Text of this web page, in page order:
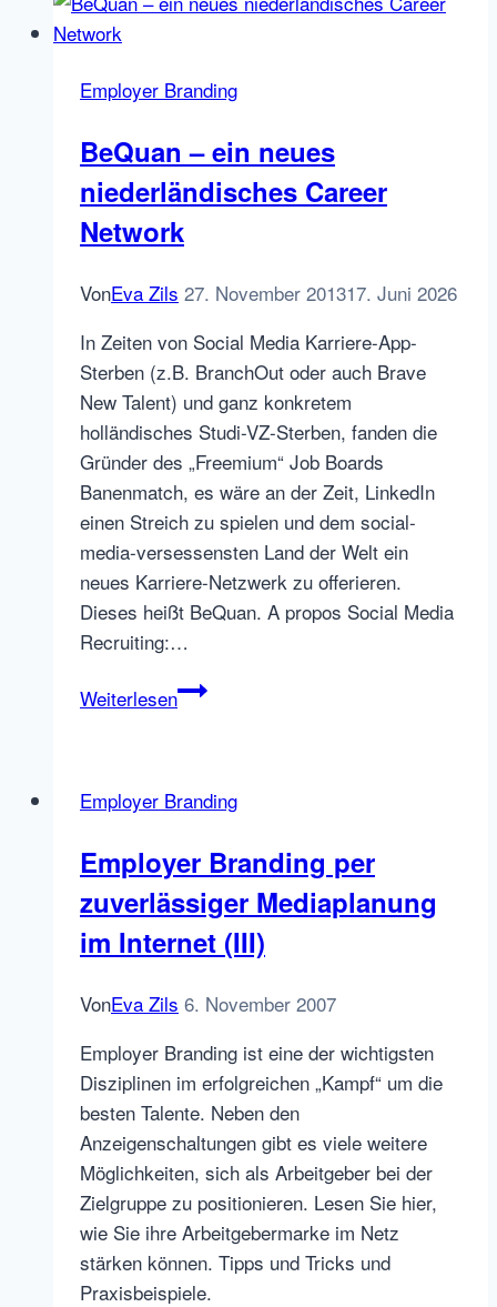
Employer Branding
BeQuan – ein neues
niederländisches Career
Network
VonEva Zils 27. November 201317. Juni 2026
In Zeiten von Social Media Karriere-App-
Sterben (z.B. BranchOut oder auch Brave
New Talent) und ganz konkretem
holländisches Studi-VZ-Sterben, fanden die
Gründer des „Freemium“ Job Boards
Banenmatch, es wäre an der Zeit, LinkedIn
einen Streich zu spielen und dem social-
media-versessensten Land der Welt ein
neues Karriere-Netzwerk zu offerieren.
Dieses heißt BeQuan. A propos Social Media
Recruiting:…
WeiterlesenBeQuan
niederländisches
Network
Employer Branding
Employer Branding per
zuverlässiger Mediaplanung
im Internet (III)
VonEva Zils 6. November 2007
Employer Branding ist eine der wichtigsten
Disziplinen im erfolgreichen „Kampf“ um die
besten Talente. Neben den
Anzeigenschaltungen gibt es viele weitere
Möglichkeiten, sich als Arbeitgeber bei der
Zielgruppe zu positionieren. Lesen Sie hier,
wie Sie ihre Arbeitgebermarke im Netz
stärken können. Tipps und Tricks und
Praxisbeispiele.